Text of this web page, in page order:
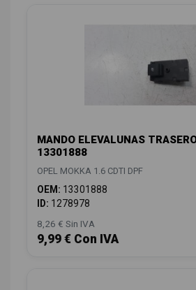
MANDO ELEVALUNAS
13301888
OPEL MOKKA 1.6 CDTI DPF
OEM: 13301888
ID: 1278978
8,26 € Sin IVA
9,99 € Con IVA